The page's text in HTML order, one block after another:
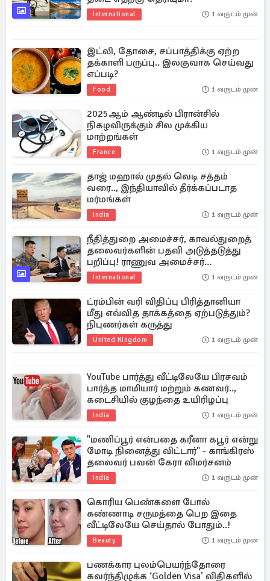
International 1 வருடம் முன்
இட்லி, தோசை, சப்பாத்திக்கு ஏற்ற
தக்காளி பருப்பு.. இலகுவாக செய்வது
எப்படி?
Food 1 வருடம் முன்
2025ஆம் ஆண்டில் பிரான்சில்
நிகழவிருக்கும் சில முக்கிய
மாற்றங்கள்
France 1 வருடம் முன்
தாஜ் மஹால் முதல் வெடி சத்தம்
வரை.., இந்தியாவில் தீர்க்கப்படாத
மர்மங்கள்
India 1 வருடம் முன்
நீதித்துறை அமைச்சர், காவல்துறைத்
தலைவர்களின் பதவி அடுத்தடுத்து
பறிப்பு! ராணுவ அமைச்சர்
கைது..பரபரப்பில் தென்கொரியா
International 1 வருடம் முன்
ட்ரம்பின் வரி விதிப்பு பிரித்தானியா
மீது எவ்வித தாக்கத்தை ஏற்படுத்தும்?
நிபுணர்கள் கருத்து
United Kingdom 1 வருடம் முன்
YouTube பார்த்து வீட்டிலேயே பிரசவம்
பார்த்த மாமியார் மற்றும் கணவர்..,
கடைசியில் குழந்தை உயிரிழப்பு
India 1 வருடம் முன்
"மணிப்பூர் என்பதை கரீனா கபூர் என்று
மோடி நினைத்து விட்டார்" - காங்கிரஸ்
தலைவர் பவன் கேரா விமர்சனம்
India 1 வருடம் முன்
கொரிய பெண்களை போல்
கண்ணாடி சருமத்தை பெற இதை
வீட்டிலேயே செய்தால் போதும்..!
Beauty 1 வருடம் முன்
பணக்கார புலம்பெயர்ந்தோரை
கவர்ந்திழுக்க ‘Golden Visa’ விதிகளில்